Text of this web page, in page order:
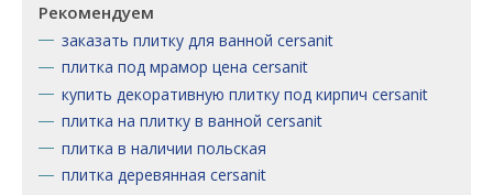
Рекомендуем
заказать плитку для ванной cersanit
плитка под мрамор цена cersanit
купить декоративную плитку под кирпич cersanit
плитка на плитку в ванной cersanit
плитка в наличии польская
плитка деревянная cersanit